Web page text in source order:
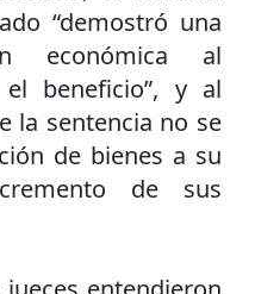
“demostró una
económica al
beneficio”, y al
la sentencia no se
de bienes a su
de sus